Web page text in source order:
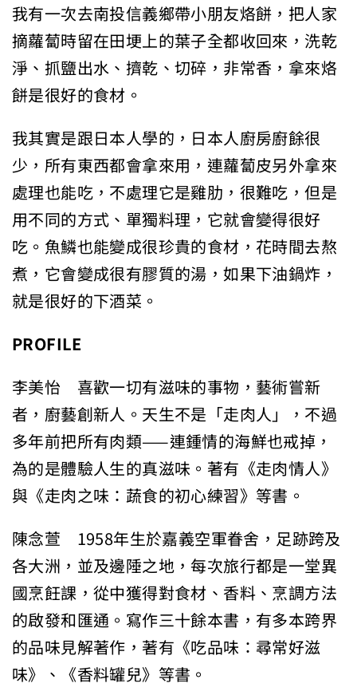
我有一次去南投信義鄉帶小朋友烙餅，把人家
摘蘿蔔時留在田埂上的葉子全都收回來，洗乾
淨、抓鹽出水、擠乾、切碎，非常香，拿來烙
餅是很好的食材。
我其實是跟日本人學的，日本人廚房廚餘很
少，所有東西都會拿來用，連蘿蔔皮另外拿來
處理也能吃，不處理它是雞肋，很難吃，但是
用不同的方式、單獨料理，它就會變得很好
吃。魚鱗也能變成很珍貴的食材，花時間去熬
煮，它會變成很有膠質的湯，如果下油鍋炸，
就是很好的下酒菜。
PROFILE
李美怡 喜歡一切有滋味的事物，藝術嘗新
者，廚藝創新人。天生不是「走肉人」，不過
多年前把所有肉類——連鍾情的海鮮也戒掉，
為的是體驗人生的真滋味。著有《走肉情人》
與《走肉之味：蔬食的初心練習》等書。
陳念萱 1958年生於嘉義空軍眷舍，足跡跨及
各大洲，並及邊陲之地，每次旅行都是一堂異
國烹飪課，從中獲得對食材、香料、烹調方法
的啟發和匯通。寫作三十餘本書，有多本跨界
的品味見解著作，著有《吃品味：尋常好滋
味》、《香料罐兒》等書。